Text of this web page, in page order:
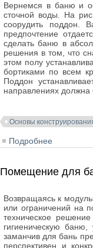
Вернемся в баню и
сточной воды. На
соорудить поддон.
предпочтение
сделать баню в
решения в том, что
этом полу
бортиками по всем
Поддон
направлениях
Основы
Подробнее
Помещение для
Возвращаясь к
или ограничений на
техническое
гигиеническую
заманчив для бань
перспективен и